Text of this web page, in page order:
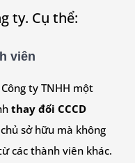
ty. Cụ thể:
viên
Công ty TNHH một
thay đổi CCCD
sở hữu mà không
các thành viên khác.